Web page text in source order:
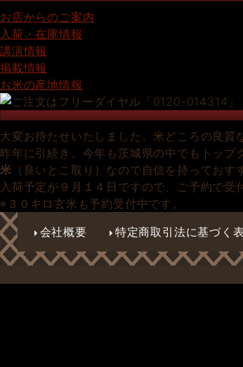
お店からのご案内
入荷・在庫情報
講演情報
掲載情報
お米の産地情報
大変お待たせいたしました。米どころの良質
昨年に引続き、今年も茨城県の中でもトップ
米 （良いとこ取り）なので自信を持っておす
入荷予定が９月１４日ですので、ご予約で
※３０キロ玄米も予約受付中です。
会社概要
特定商取引法に基づく